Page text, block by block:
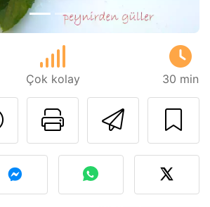
Çok kolay 30 min
Bu sayfayı
Tarif sahibine bir
fotoğrafını